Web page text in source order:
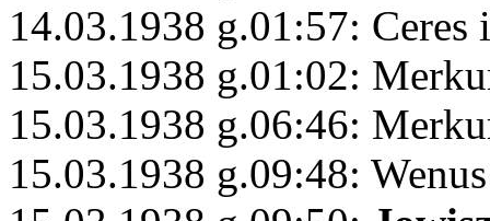
14.03.1938 g.01:57: Ceres
15.03.1938 g.01:02:
15.03.1938 g.06:46:
15.03.1938 g.09:48: